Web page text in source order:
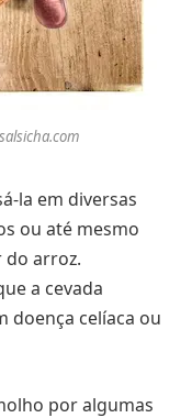
la em diversas
ou até mesmo
arroz.
a cevada
doença celíaca ou
por algumas